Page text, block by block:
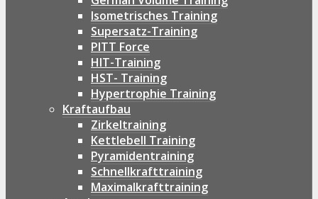
Isometrisches Training
Supersatz-Training
PITT Force
HIT-Training
HST- Training
Hypertrophie Training
Kraftaufbau
Zirkeltraining
Kettlebell Training
Pyramidentraining
Schnellkrafttraining
Maximalkrafttraining